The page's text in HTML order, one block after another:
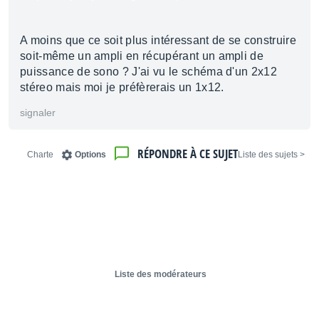
A moins que ce soit plus intéressant de se construire
soit-même un ampli en récupérant un ampli de
puissance de sono ? J'ai vu le schéma d'un 2x12
stéreo mais moi je préfèrerais un 1x12.
signaler
< Liste des sujets
RÉPONDRE À CE SUJET
Options
Charte
Liste des modérateurs